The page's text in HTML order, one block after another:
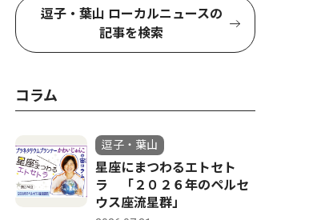
逗子・葉山 2026.07.31
星座にまつわるエトセトラ
逗子・葉山 ローカルニュースの
記事を検索
コラム
逗子・葉山
星座にまつわるエトセト
ラ 「２０２６年のペルセ
ウス座流星群」